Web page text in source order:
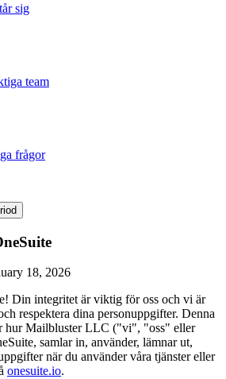
sig
team
frågor
18, 2026
Din integritet är viktig för oss och vi är
respektera dina personuppgifter. Denna
hur Mailbluster LLC ("vi", "oss" eller
samlar in, använder, lämnar ut,
när du använder våra tjänster eller
onesuite.io.